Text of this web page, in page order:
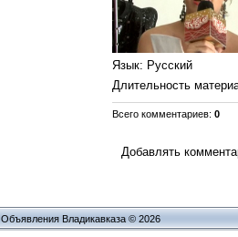
Язык: Русский
Длительность
Всего комментариев: 0
Добавлять
Объявления Владикавказа © 2026